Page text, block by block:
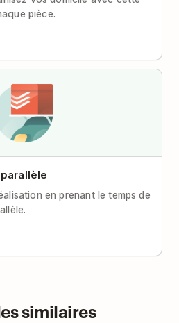
pièce.
en prenant le temps de
similaires